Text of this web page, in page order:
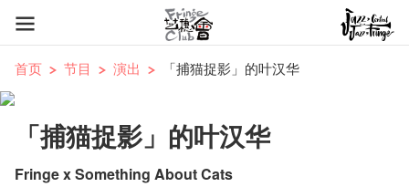
首页 节目 演出 「捕猫捉影」的叶汉华
「捕猫捉影」的叶汉华
Fringe x Something About Cats